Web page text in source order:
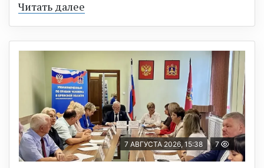
Читать далее
7 АВГУСТА 2026, 15:38 7